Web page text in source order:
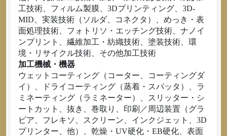
工技術、フィルム製膜、3Dプリンティング、3D-
MID、実装技術（ソルダ、コネクタ）、めっき・表
面処理技術、フォトリソ・エッチング技術、ナノイ
ンプリント、繊維加工・紡織技術、塗装技術、環
境・リサイクル技術、その他加工技術
加工機械・機器
ウェットコーティング（コーター、コーティングダ
イ）、ドライコーティング（蒸着・スパッタ）、ラ
ミネーティング（ラミネーター）、スリッター・シ
ートカット、抜き、巻取り、印刷／周辺装置（グラ
ビア、フレキソ、スクリーン、インクジェット、3D
プリンター、他）、乾燥・UV硬化・EB硬化、表面